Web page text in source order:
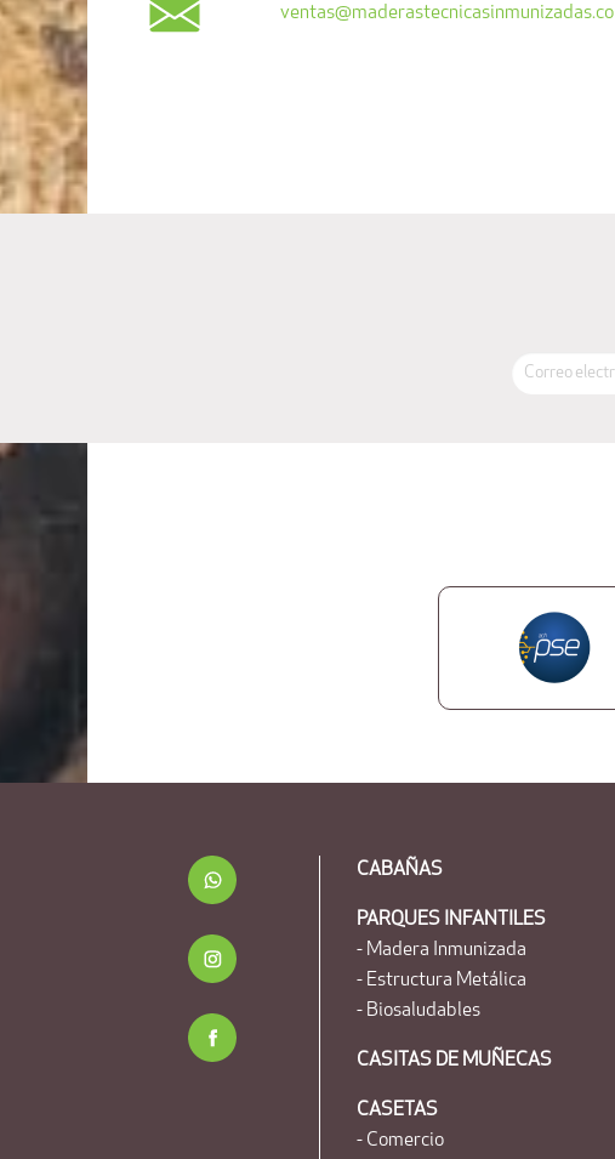
ventas@maderastecnicasinmunizadas.co
CABAÑAS
PARQUES INFANTILES
- Madera Inmunizada
- Estructura Metálica
- Biosaludables
CASITAS DE MUÑECAS
CASETAS
- Comercio